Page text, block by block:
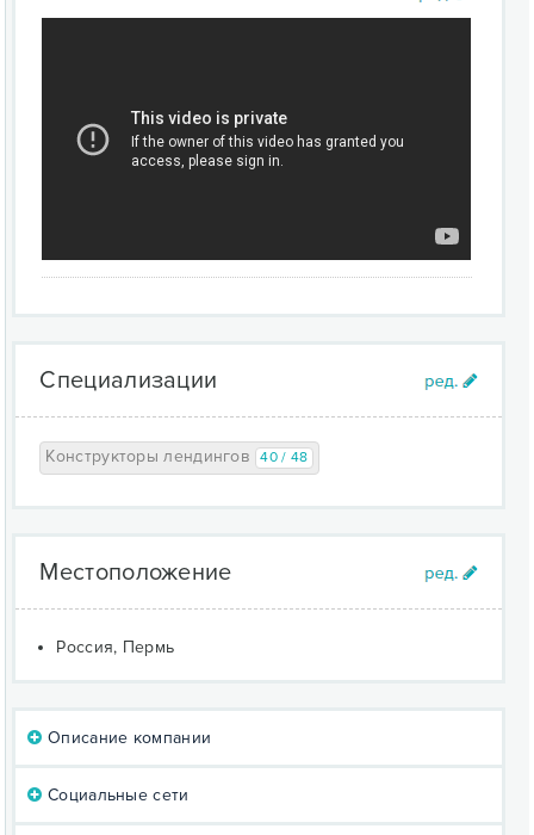
Специализации
Конструкторы лендингов 40 / 48
Местоположение
Россия, Пермь
Описание компании
Социальные сети